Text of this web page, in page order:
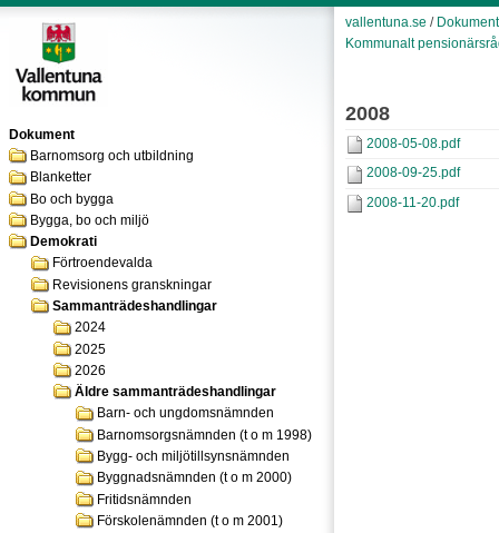
Dokument
Barnomsorg och utbildning
Blanketter
Bo och bygga
Bygga, bo och miljö
Demokrati
Förtroendevalda
Revisionens granskningar
Sammanträdeshandlingar
2024
2025
2026
Äldre sammanträdeshandlingar
Barn- och ungdomsnämnden
Barnomsorgsnämnden (t o m 1998)
Bygg- och miljötillsynsnämnden
Byggnadsnämnden (t o m 2000)
Fritidsnämnden
Förskolenämnden (t o m 2001)
vallentuna.se / Dokument
Kommunalt
2008
2008-05-08.pdf
2008-09-25.pdf
2008-11-20.pdf